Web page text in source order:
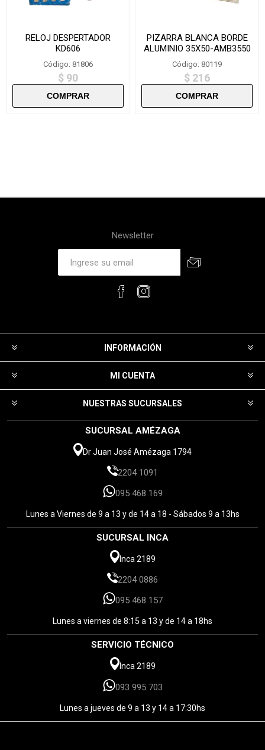
RELOJ DESPERTADOR
KD606
Código: 81806
$ 90
PIZARRA BLANCA BORDE
ALUMINIO 35X50-AMB3550
Código: 80119
$ 216
Newsletter
INFORMACIÓN
MI CUENTA
NUESTRAS SUCURSALES
SUCURSAL AMÉZAGA
Dr Juan José Amézaga 1794
2204 1091
095 468 169
Lunes a Viernes de 9 a 13 y de 14 a 18 - Sábados 9 a 13hs
SUCURSAL INCA
Inca 2189
2204 0886
095 468 157
Lunes a viernes de 8:15 a 13 y de 14 a 18hs
SERVICIO TÉCNICO
Inca 2189
093 995 703
Lunes a jueves de 9 a 13 y 14 a 17:30hs